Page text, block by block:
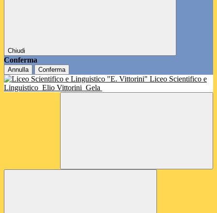
Chiudi
Conferma
Annulla Conferma
Liceo Scientifico e
Linguistico Elio Vittorini Gela